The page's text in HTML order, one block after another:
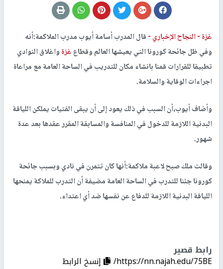
غزة -النجاح الإخباري -قال المدرب أسامة أيوب مدرب الملاكمة:أنه
وفي ظل جائحة كورونا التي يعيشها العالم وقطاعغزةواغلاق النوادي
تطبيقا للقرارات قمنا بانشاء مكان للتدريب في الساحة العامة مع مراعاة
اجراءات الوقاية والسلامة.
وأضاف أيوب،أن السبب في ذلك يعود إلى أن يبقى الفتيات يملكن اللياقة
البدنية اللازمة للدخول في المنافسة والمسابقة المقرر عقدها بعد عدة
شهور.
وقالت ملك صبح لاعبة ملاكمة:أنها كان تتمرن في نادي وبسبب جائحة
كورونا جئنا للتدرب في الساحة العامة مضيفة أن التدرب للملاكة يمنحها
اللياقة البدنية اللازمة للدفاع عن نفسها ضد أي اعتداء.
رابط قصير
https://nn.najah.edu/75BE/
إنسخ الرابط